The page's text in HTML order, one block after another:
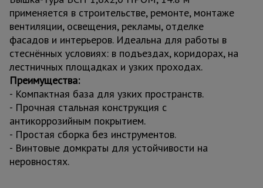
применяется в строительстве, ремонте, монтаже
вентиляции, освещения, рекламы, отделке
фасадов и интерьеров. Идеальна для работы в
стеснённых условиях: в подъездах, коридорах, на
лестничных площадках и узких проходах.
Преимущества:
- Компактная база для узких пространств.
- Прочная стальная конструкция с
антикоррозийным покрытием.
- Простая сборка без инструментов.
- Винтовые домкраты для устойчивости на
неровностях.